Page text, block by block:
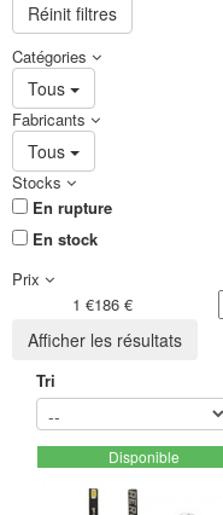
Réinit filtres
Catégories
Tous
Fabricants
Tous
Stocks
En rupture
En stock
Prix
1 €186 €
Afficher les résultats
Tri
Disponible